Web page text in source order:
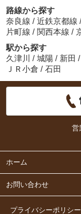
路線から探す
奈良線 / 近鉄京都線 /
片町線 / 関西本線 /
駅から探す
久津川 / 城陽 / 新田 /
ＪＲ小倉 / 石田
営
ホーム
お問い合わせ
プライバシーポリシー